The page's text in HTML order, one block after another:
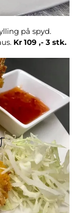
på spyd.
Kr 109 ,- 3 stk.